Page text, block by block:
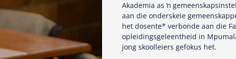
Akademia as ŉ
aan die onderskeie
het dosente* verbonde aan die
opleidingsgeleentheid in
jong skoolleiers gefokus het.